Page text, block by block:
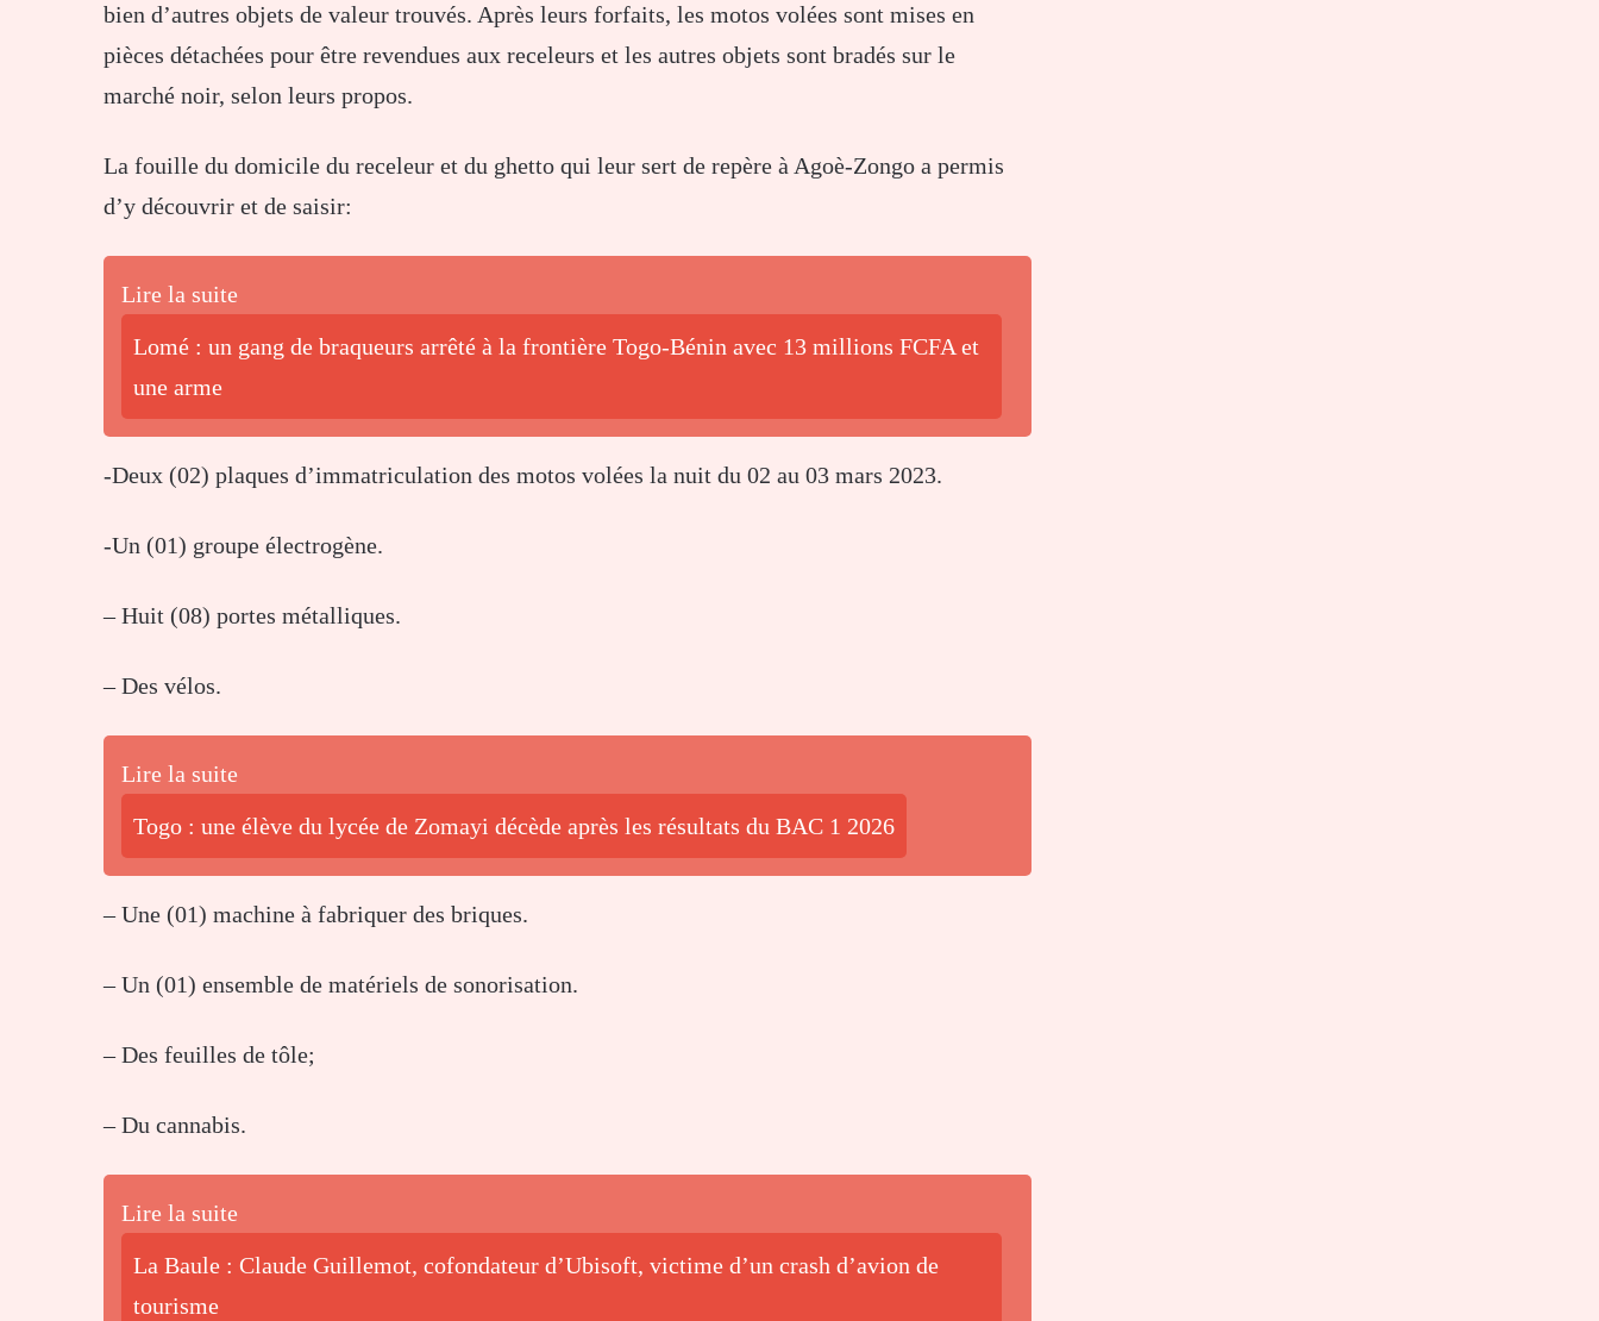
bien d’autres objets de valeur trouvés. Après leurs forfaits, les motos volées sont mises en
pièces détachées pour être revendues aux receleurs et les autres objets sont bradés sur le
marché noir, selon leurs propos.
La fouille du domicile du receleur et du ghetto qui leur sert de repère à Agoè-Zongo a permis
d’y découvrir et de saisir:
Lire la suite
Lomé : un gang de braqueurs arrêté à la frontière Togo-Bénin avec 13 millions FCFA et
une arme
-Deux (02) plaques d’immatriculation des motos volées la nuit du 02 au 03 mars 2023.
-Un (01) groupe électrogène.
– Huit (08) portes métalliques.
– Des vélos.
Lire la suite
Togo : une élève du lycée de Zomayi décède après les résultats du BAC 1 2026
– Une (01) machine à fabriquer des briques.
– Un (01) ensemble de matériels de sonorisation.
– Des feuilles de tôle;
– Du cannabis.
Lire la suite
La Baule : Claude Guillemot, cofondateur d’Ubisoft, victime d’un crash d’avion de
tourisme